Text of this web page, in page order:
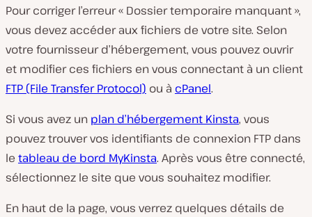
Pour corriger l’erreur « Dossier temporaire manquant »,
vous devez accéder aux fichiers de votre site. Selon
votre fournisseur d’hébergement, vous pouvez ouvrir
et modifier ces fichiers en vous connectant à un client
FTP (File Transfer Protocol) ou à cPanel.
Si vous avez un plan d’hébergement Kinsta, vous
pouvez trouver vos identifiants de connexion FTP dans
le tableau de bord MyKinsta. Après vous être connecté,
sélectionnez le site que vous souhaitez modifier.
En haut de la page, vous verrez quelques détails de